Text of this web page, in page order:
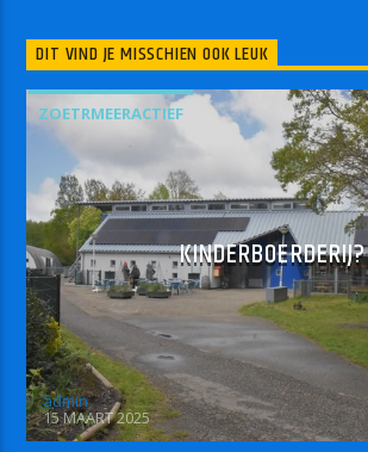
DIT VIND JE MISSCHIEN OOK LEUK
ZOETRMEERACTIEF
KINDERBOERDERIJ?
admin
15 MAART 2025